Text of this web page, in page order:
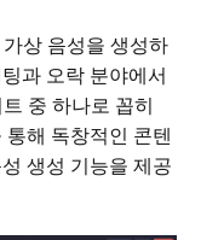
상 음성을 생성하
과 오락 분야에서
중 하나로 꼽히
해 독창적인 콘텐
생성 기능을 제공